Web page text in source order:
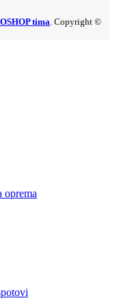
tima . Copyright ©
oprema